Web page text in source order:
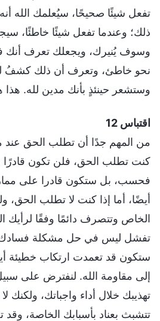
تفعل شيئًا صحيحًا، سيُعلمك الله
ذلك؛ وعندما تفعل شيئًا خاطئًا،
وسوف يُنيرك، ويجعلك تعرف أنك
نحو خاطئ، وتعرف أن ذلك كشفُ
وستشعر حينئذٍ بأنك مدين لله.
اقتباس 12
من المهم جدًا أن تطلب الحق عند
كنت تطلب الحق، فلن تكون
فحسب، بل ستكون قادرا على
أيضًا، أما إذا كنت لا تطلب
الخاص وتتصرف دائمًا وفقًا
تفشل ليس في حل مشكلة
ستكون قد تعمدت ارتكاب خطيئة
إلى مقاومة الله. لنفترض على
تهذيبك خلال أداء واجباتك، ولكنك
تتشبث بعناد بأسبابك الخاصة،